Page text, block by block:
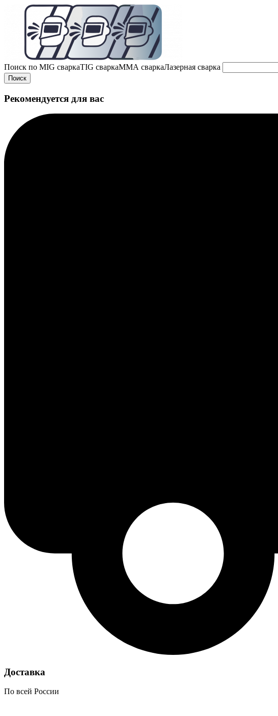
Поиск по MIG сваркаTIG сваркаMMA сваркаЛазерная сварка
Поиск
Рекомендуется для вас
Доставка
По всей России